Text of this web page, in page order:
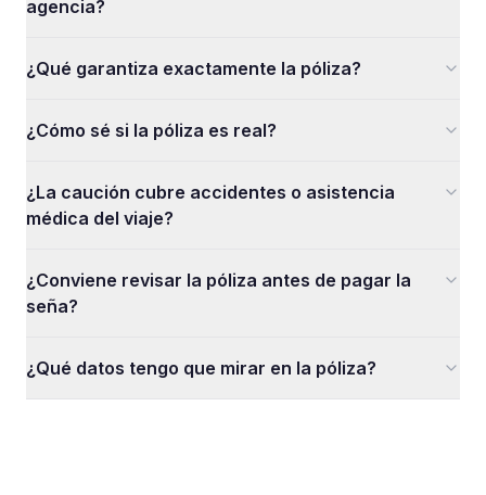
agencia?
¿Qué garantiza exactamente la póliza?
¿Cómo sé si la póliza es real?
¿La caución cubre accidentes o asistencia
médica del viaje?
¿Conviene revisar la póliza antes de pagar la
seña?
¿Qué datos tengo que mirar en la póliza?